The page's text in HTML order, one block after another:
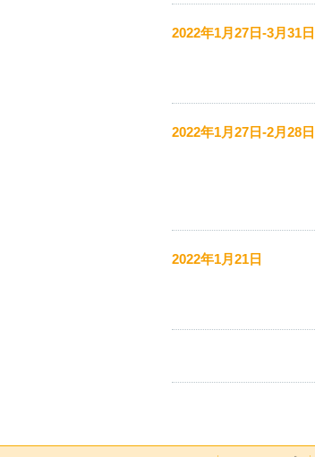
2022年1月27日-3月31日
2022年1月27日-2月28日
2022年1月21日